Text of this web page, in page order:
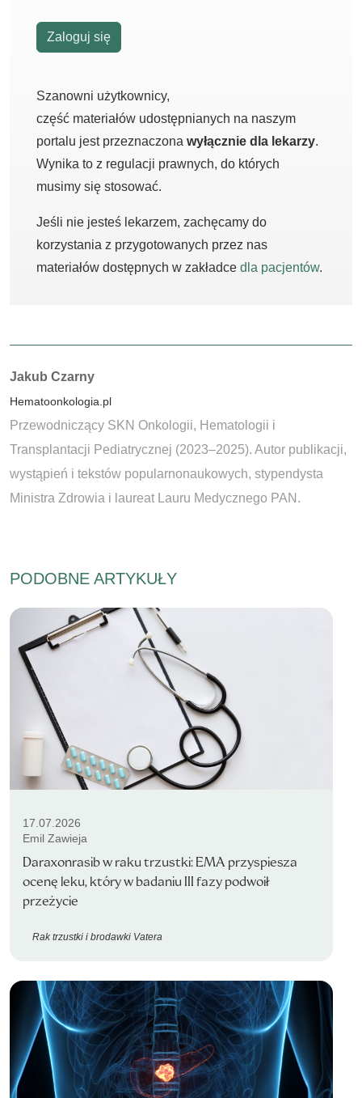
Zaloguj się
Szanowni użytkownicy,
część materiałów udostępnianych na naszym
portalu jest przeznaczona wyłącznie dla lekarzy.
Wynika to z regulacji prawnych, do których
musimy się stosować.
Jeśli nie jesteś lekarzem, zachęcamy do
korzystania z przygotowanych przez nas
materiałów dostępnych w zakładce dla pacjentów.
Autorzy:
Jakub Czarny
Hematoonkologia.pl
Przewodniczący SKN Onkologii, Hematologii i
Transplantacji Pediatrycznej (2023–2025). Autor publikacji,
wystąpień i tekstów popularnonaukowych, stypendysta
Ministra Zdrowia i laureat Lauru Medycznego PAN.
PODOBNE ARTYKUŁY
17.07.2026
Emil Zawieja
Daraxonrasib w raku trzustki: EMA przyspiesza
ocenę leku, który w badaniu III fazy podwoił
przeżycie
Rak trzustki i brodawki Vatera